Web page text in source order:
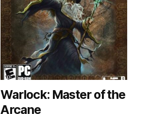
Warlock: Master of the
Arcane